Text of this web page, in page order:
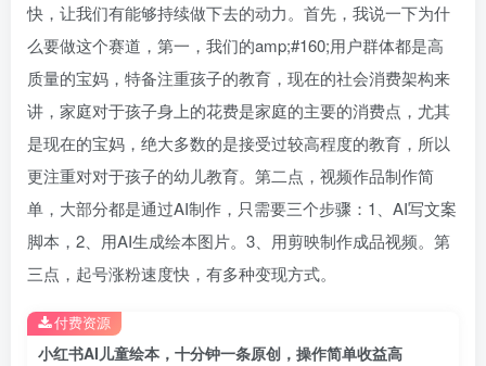
快，让我们有能够持续做下去的动力。首先，我说一下为什
么要做这个赛道，第一，我们的amp;#160;用户群体都是高
质量的宝妈，特备注重孩子的教育，现在的社会消费架构来
讲，家庭对于孩子身上的花费是家庭的主要的消费点，尤其
是现在的宝妈，绝大多数的是接受过较高程度的教育，所以
更注重对对于孩子的幼儿教育。第二点，视频作品制作简
单，大部分都是通过AI制作，只需要三个步骤：1、AI写文案
脚本，2、用AI生成绘本图片。3、用剪映制作成品视频。第
三点，起号涨粉速度快，有多种变现方式。
小红书AI儿童绘本，十分钟一条原创，操作简单收益高
付费资源